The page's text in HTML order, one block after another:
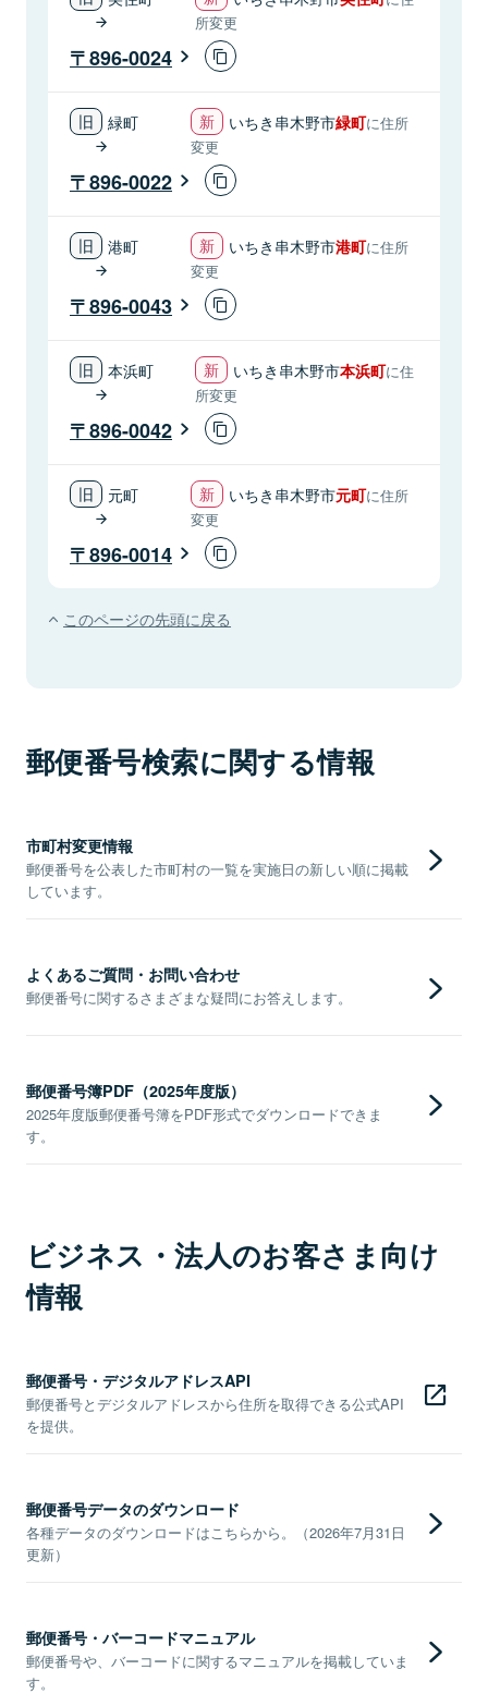
所変更
896-0024
緑町 いちき串木野市緑町に住所
変更
896-0022
港町 いちき串木野市港町に住所
変更
896-0043
本浜町 いちき串木野市本浜町に住
所変更
896-0042
元町 いちき串木野市元町に住所
変更
896-0014
このページの先頭に戻る
郵便番号検索に関する情報
市町村変更情報
郵便番号を公表した市町村の一覧を実施日の新しい順に掲載
しています。
よくあるご質問・お問い合わせ
郵便番号に関するさまざまな疑問にお答えします。
郵便番号簿PDF（2025年度版）
2025年度版郵便番号簿をPDF形式でダウンロードできま
す。
ビジネス・法人のお客さま向け
情報
郵便番号・デジタルアドレスAPI
郵便番号とデジタルアドレスから住所を取得できる公式API
を提供。
郵便番号データのダウンロード
各種データのダウンロードはこちらから。（2026年7月31日
更新）
郵便番号・バーコードマニュアル
郵便番号や、バーコードに関するマニュアルを掲載していま
す。